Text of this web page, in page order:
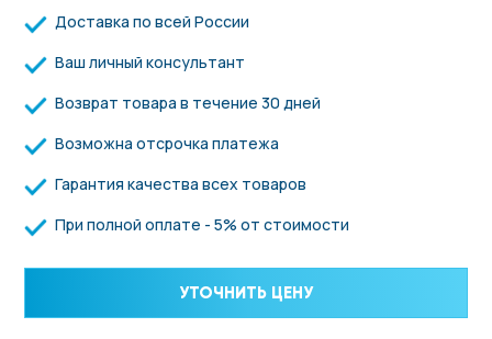
Доставка по всей России
Ваш личный консультант
Возврат товара в течение 30 дней
Возможна отсрочка платежа
Гарантия качества всех товаров
При полной оплате - 5% от стоимости
УТОЧНИТЬ ЦЕНУ